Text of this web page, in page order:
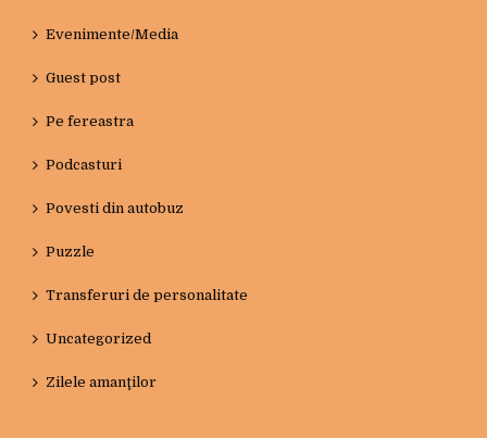
Evenimente/Media
Guest post
Pe fereastra
Podcasturi
Povesti din autobuz
Puzzle
Transferuri de personalitate
Uncategorized
Zilele amanţilor